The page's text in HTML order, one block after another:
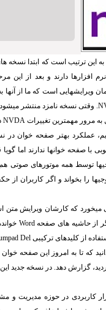
به این ترتیب است که ابتدا نسخه
دارند و بعد از این
است که ما از آنها به
. وقتی نسخه نامزد منتشر
مرور مهمترین تغییرات NVDA
عملکرد بهتر صفحه خوان
با صفحه خوانها ندارند اما
توسط همه موتورهای صوتی هم
را بخواند و اگر کاربران از
میخورد که کارشان ویرایش متن
از حاشیه های صفحهWord
از کلیدهای ترکیبی Del
که تا به امروز این صفحه
گزارش دهد. در نسخه جدید
کاربردی در حوزه مدیریت و